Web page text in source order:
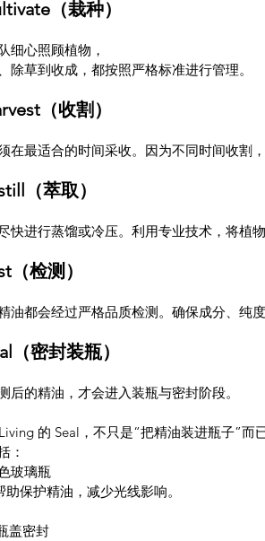
（栽种）
细心照顾植物，
除草到收成，都按照严格标准进行管理。
（收割）
在最适合的时间采收。因为不同时间收割
（萃取）
快进行蒸馏或冷压。利用专业技术，将植
（检测）
油都会经过严格品质检测。确保成分、纯度
（密封装瓶）
后的精油，才会进入装瓶与密封阶段。
的 Seal，不只是“把精油装进瓶子”而已
：
玻璃瓶
助保护精油，减少光线影响。
盖密封